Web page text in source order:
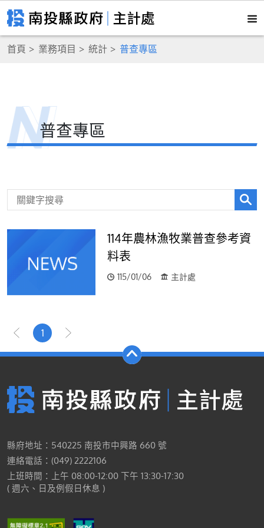
首頁 業務項目 統計 普查專區
普查專區
114年農林漁牧業普查參考資
料表
115/01/06 主計處
1
縣府地址：540225 南投市中興路 660 號
連絡電話：(049) 2222106
上班時間：上午 08:00-12:00 下午 13:30-17:30
( 週六、日及例假日休息 )